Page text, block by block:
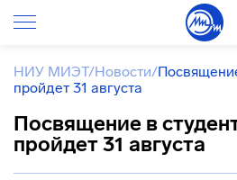
НИУ МИЭТ/Новости/
пройдет 31 августа
Посвящение в
пройдет 31 августа